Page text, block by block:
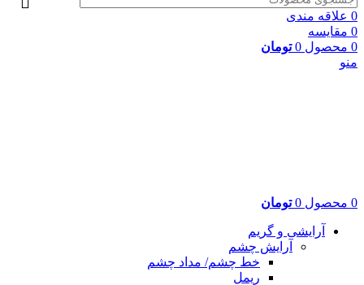
0 علاقه مندی
0 مقایسه
0 محصول 0 تومان
منو
0 محصول 0 تومان
آرایشی و گریم
آرایش چشم
خط چشم/ مداد چشم
ریمل